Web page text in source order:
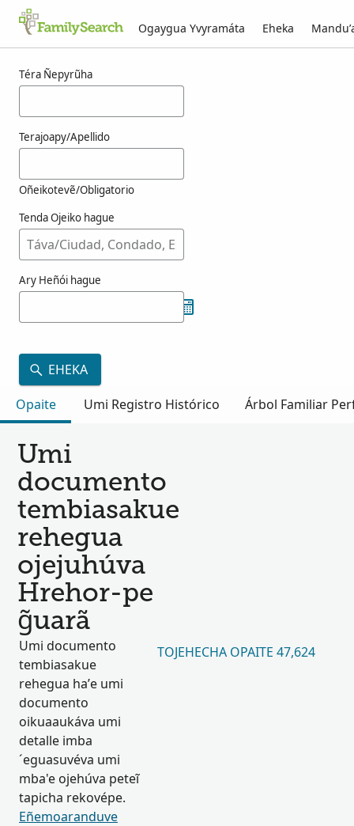
Ogaygua Yvyramáta Eheka
Téra Ñepyrũha
Terajoapy/Apellido
Oñeikotevẽ/Obligatorio
Tenda Ojeiko hague
Ary Heñói hague
EHEKA
Opaite
Umi Registro Histórico Árbol Familiar
Umi
documento
tembiasakue
rehegua
ojejuhúva
Hrehor-pe
g̃uarã
Umi documento
tembiasakue
rehegua ha’e umi
documento
oikuaaukáva umi
detalle imba
´eguasuvéva umi
mba'e ojehúva peteĩ
tapicha rekovépe.
Eñemoaranduve
TOJEHECHA OPAITE 47,624